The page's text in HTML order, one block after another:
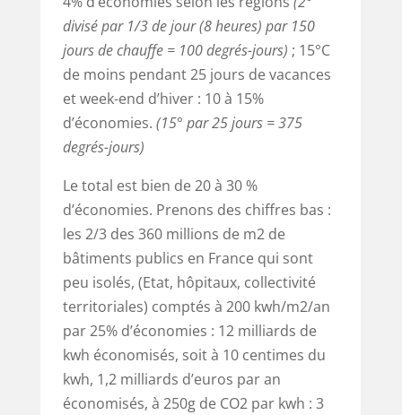
divisé par 1/3 de jour (8 heures) par 150
jours de chauffe = 100 degrés-jours) ; 15°C
de moins pendant 25 jours de vacances
et week-end d’hiver : 10 à 15%
d’économies. (15° par 25 jours = 375
degrés-jours)
Le total est bien de 20 à 30 %
d’économies. Prenons des chiffres bas :
les 2/3 des 360 millions de m2 de
bâtiments publics en France qui sont
peu isolés, (Etat, hôpitaux, collectivité
territoriales) comptés à 200 kwh/m2/an
par 25% d’économies : 12 milliards de
kwh économisés, soit à 10 centimes du
kwh, 1,2 milliards d’euros par an
économisés, à 250g de CO2 par kwh : 3